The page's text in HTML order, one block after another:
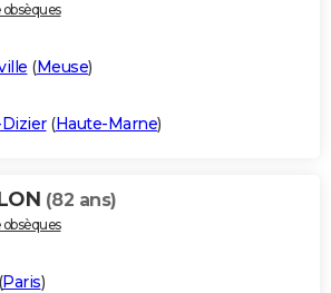
(Meuse)
(Haute-Marne)
(82 ans)
(Paris)